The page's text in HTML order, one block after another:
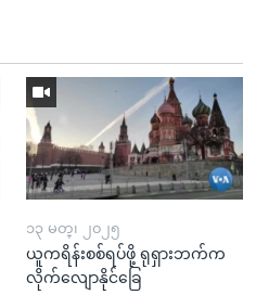
၁၃ မတ္၊ ၂၀၂၅
ယူကရိန်းစစ်ရပ်ဖို့ ရုရှားဘက်က
လိုက်လျောနိုင်ခြေ